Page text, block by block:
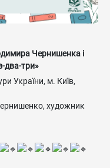
Чернишенка і
два-три»
України, м. Київ,
художник